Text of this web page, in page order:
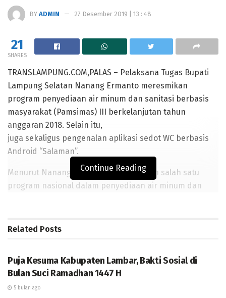
BY ADMIN 27 Desember 2019 | 13 : 48
21
SHARES
TRANSLAMPUNG.COM,PALAS – Pelaksana Tugas Bupati
Lampung Selatan Nanang Ermanto meresmikan
program penyediaan air minum dan sanitasi berbasis
masyarakat (Pamsimas) III berkelanjutan tahun
anggaran 2018. Selain itu,
juga sekaligus pengenalan aplikasi sedot WC berbasis
Android “Salaman”.
Menurut Nanang, pamsimas merupakan salah satu
program nasional dalam penyediaan air minum dan
desa dan kontribusi masyarakat. Kegiatan tersebut juga
“Program Pamsimas merupakan upaya dalam
meningkatkan akses pelayanan air minum dan sanitasi
Continue Reading
Related Posts
Puja Kesuma Kabupaten Lambar, Bakti Sosial di
Bulan Suci Ramadhan 1447 H
5 bulan ago